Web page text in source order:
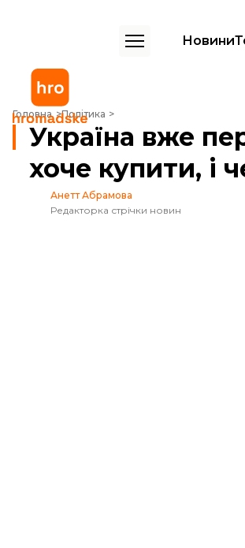
Новини
Головна Політика
Україна вже передала США список зброї, яку
Україна вже
хоче купити, і
Анетт Абрамова
Редакторка стрічки новин